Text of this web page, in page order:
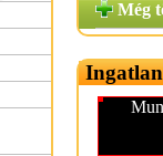
Még